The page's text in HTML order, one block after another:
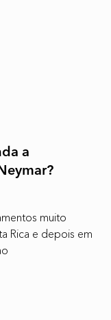
a
muito
Rica e depois em